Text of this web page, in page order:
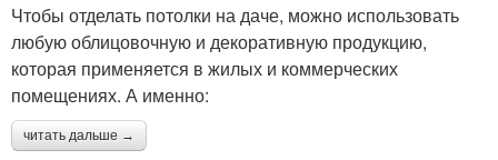
Чтобы отделать потолки на даче, можно использовать
любую облицовочную и декоративную продукцию,
которая применяется в жилых и коммерческих
помещениях. А именно:
читать дальше →